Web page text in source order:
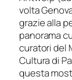
volta
grazie alla
panorama
curatori del
Cultura di
questa